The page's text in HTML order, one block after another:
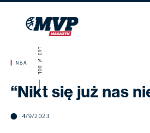
NBA
“Nikt się już nas
4/9/2023
SKROLUJ W DÓŁ